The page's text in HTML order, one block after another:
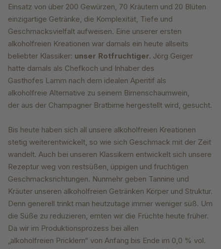
Einsatz von über 200 Gewürzen, 70 Kräutern und 20 Blüten
einzigartige Getränke, die Komplexität, Tiefe und
Geschmacksvielfalt aufweisen. Eine unserer ersten
alkoholfreien Kreationen war damals ein heute allseits
beliebter Klassiker: unser Rotfruchtiger. Jörg Geiger
hatte damals als Chefkoch und Inhaber des
Gasthofes Lamm nach dem idealen Aperitif als
alkoholfreie Alternative zu seinem Birnenschaumwein,
der aus der Champagner Bratbirne hergestellt wird, gesucht.
Bis heute haben sich all unsere alkoholfreien Kreationen
stetig weiterentwickelt, so wie sich Geschmack mit der Zeit
wandelt. Auch bei unseren Klassikern entwickelt sich unsere
Rezeptur weg von restsüßen, üppigen und fruchtigen
Geschmacksrichtungen. Nunmehr geben Tannine und
Kräuter unseren alkoholfreien Getränken Körper und Struktur.
Denn generell trinkt man heutzutage immer weniger süß. Um
die Süße zu reduzieren, ernten wir die Früchte heute früher.
Da wir im Produktionsprozess bei allen
„alkoholfreien Pricklern“ von Anfang bis Ende im 0,0 % vol.